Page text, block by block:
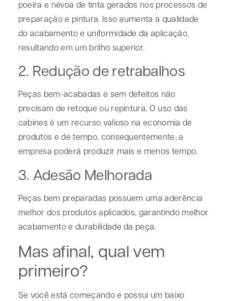
poeira e névoa de tinta gerados nos processos de
preparação e pintura. Isso aumenta a qualidade
do acabamento e uniformidade da aplicação,
resultando em um brilho superior.
2. Redução de retrabalhos
Peças bem-acabadas e sem defeitos não
precisam de retoque ou repintura. O uso das
cabines é um recurso valioso na economia de
produtos e de tempo, consequentemente, a
empresa poderá produzir mais e menos tempo.
3. Adesão Melhorada
Peças bem preparadas possuem uma aderência
melhor dos produtos aplicados, garantindo melhor
acabamento e durabilidade da peça.
Mas afinal, qual vem
primeiro?
Se você está começando e possui um baixo